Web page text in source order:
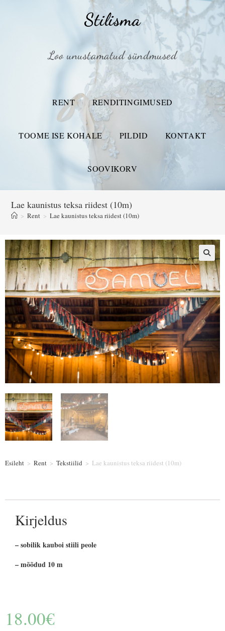
Stilisma
Loo unustamatud sündmused
RENT RENDITINGIMUSED
TOOME ISE KOHALE PILDID KONTAKT
SOOVIKORV
Lae kaunistus teksa riidest (10m)
> Rent > Lae kaunistus teksa riidest (10m)
Esileht > Rent > Tekstiilid > Lae kaunistus teksa riidest (10m)
Kirjeldus
– sobilik kauboi stiili peole
– mõõdud 10 m
18.00€